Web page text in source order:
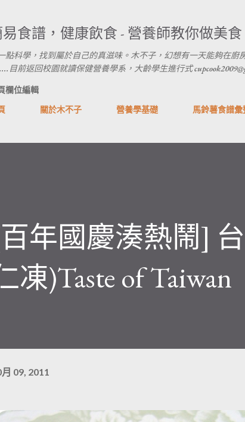
食譜，健康飲食 - 營養師教你做美食
點科學，找到屬於自己的真滋味。木不子，幻想有一天能夠在廚
目前返回校園就讀保健營養學系，大齡學生進行式
欄位編輯
關於木不子 營養學基礎 馬鈴薯食譜彙
年國慶湊熱鬧]
凍)Taste of Taiwan
09, 2011